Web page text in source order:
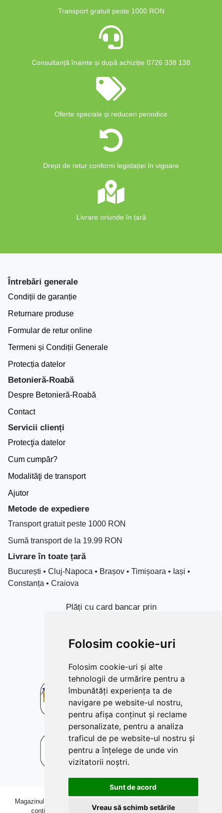
Folosim cookie-uri
Folosim cookie-uri și alte
tehnologii de urmărire pentru a
îmbunătăți experiența ta de
navigare pe website-ul nostru,
pentru afișa conținut și reclame
personalizate, pentru a analiza
traficul de pe website-ul nostru și
pentru a înțelege de unde vin
vizitatorii noștri.
Sunt de acord
Vreau să schimb setările
Magazinul online betoniera-roaba.ro folosește cookies. Navigând în
continuare, îți exprimi acordul pentru folosirea acestora.
Transport gratuit peste 1000 RON
Consultanță înainte și după achiziție 0726 338 138
Oferte speciale și reduceri periodice
Drept de retur conform legislației în vigoare
Livrare oriunde în țară
Întrebări generale
Condiții de garanție
Returnare produse
Formular de retur online
Termeni și Condiții Generale
Protecția datelor
Betonieră-Roabă
Despre Betonieră-Roabă
Contact
Servicii clienți
Protecţia datelor
Cum cumpăr?
Modalităţi de transport
Ajutor
Metode de expediere
Transport gratuit peste 1000 RON
Sumă transport de la 19.99 RON
Livrare în toate țară
București • Cluj-Napoca • Brașov • Timișoara • Iași •
Constanța • Craiova
Plăți cu card bancar prin
Copyright © 2009-2026 betoniera-roaba.ro. Toate drepturile